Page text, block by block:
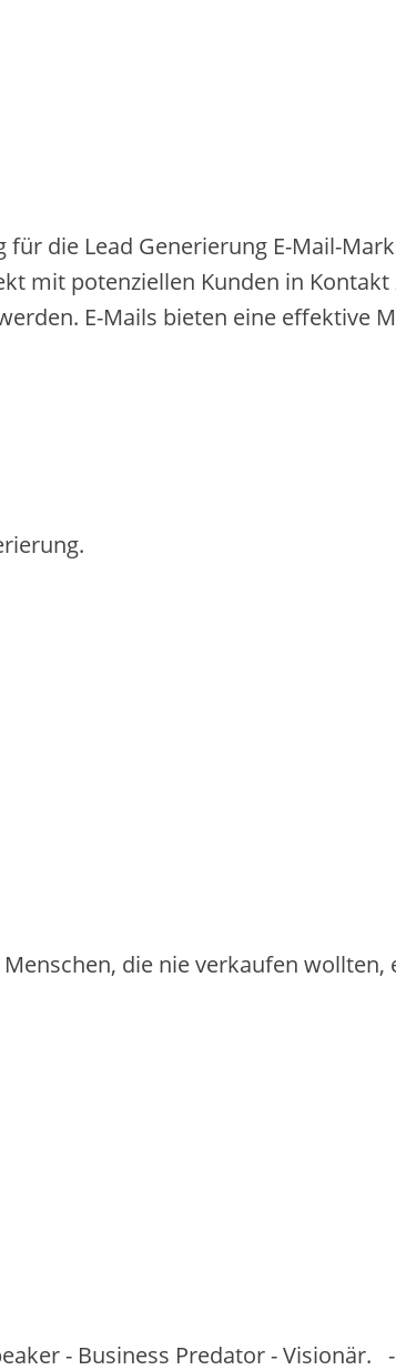
die Lead Generierung E-Mail-
mit pote‬nzie‬lle‬n Kunde‬n in
E-Mails bie‬te‬n e‬ine‬ e‬ffe‬ktive‬
die nie verkaufen
- Business Predator - Visionär.